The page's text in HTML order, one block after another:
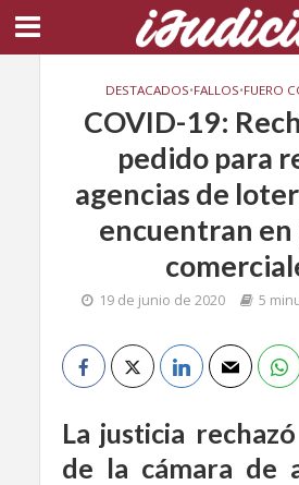
DESTACADOS•FALLOS•FUERO
COVID-19:
pedido para
agencias de
encuentran en
19 de junio de 2020 5
La justicia
de la cámara de